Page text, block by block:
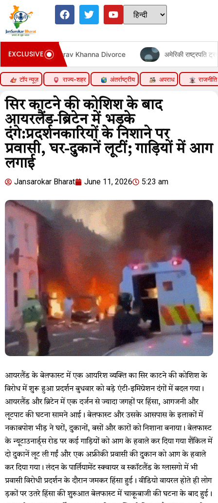
EXCLUSIVE
Gaurav Khanna Divorce अमेरिकी राष्ट्रपति ट्रम्प की
टॉप न्यूज़ राज्य-शहर अंतर्राष्ट्रीय अपराध राजनीति
सिर काटने की कोशिश के बाद
आयरलैंड-ब्रिटेन में भड़के
दंगे:प्रदर्शनकारियों के निशाने पर
प्रवासी, घर-दुकानें लूटीं; गाड़ियों में आग
लगाई
Jansarokar Bharat June 11, 2026 5:23 am
आयरलैंड के बेलफास्ट में एक आयरिश व्यक्ति का सिर काटने की कोशिश के
विरोध में शुरू हुआ प्रदर्शन बुधवार को बड़े एंटी-इमिग्रेशन दंगों में बदल गया। ​
आयरलैंड और ब्रिटेन में एक दर्जन से ज्यादा जगहों पर हिंसा, आगजनी और
लूटपाट की घटना सामने आई। बेलफास्ट और उसके आसपास के इलाकों में
नकाबपोश भीड़ ने घरों, दुकानों, बसों और कारों को निशाना बनाया। बेलफास्ट
के न्यूटाउनार्ड्स रोड पर कई गाड़ियों को आग के हवाले कर दिया गया शैंकिल में
दो दुकानें लूट ली गईं और एक अफ्रीकी प्रवासी की दुकान को आग के हवाले
कर दिया गया। लंदन के पार्लियामेंट स्क्वायर व स्कॉटलैंड के ग्लासगो में भी
प्रवासी विरोधी प्रदर्शन के दौरान जमकर हिंसा हुई। वीडियो वायरल होते ही लोग
ड़कों पर उतरे हिंसा की शुरुआत बेलफास्ट में चाकूबाजी की घटना के बाद हुई।